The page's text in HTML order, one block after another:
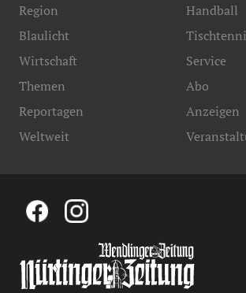
Region
Blaulicht
Handball
Wirtschaft
Themen
Reportagen
Weltweit
Service
Abo
Anzeigen